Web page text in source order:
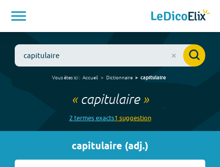
Vous êtes ici : Accueil Dictionnaire capitulaire
« capitulaire»
2 termesexacts1 suggestion
capitulaire (adj.)